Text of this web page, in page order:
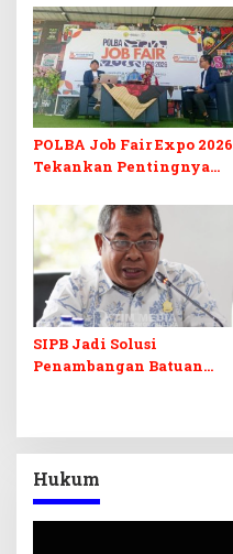
Morowali
POLBA Job Fair Expo 2026
Tekankan Pentingnya
Digital
SIPB Jadi Solusi
Penambangan Batuan
Hukum